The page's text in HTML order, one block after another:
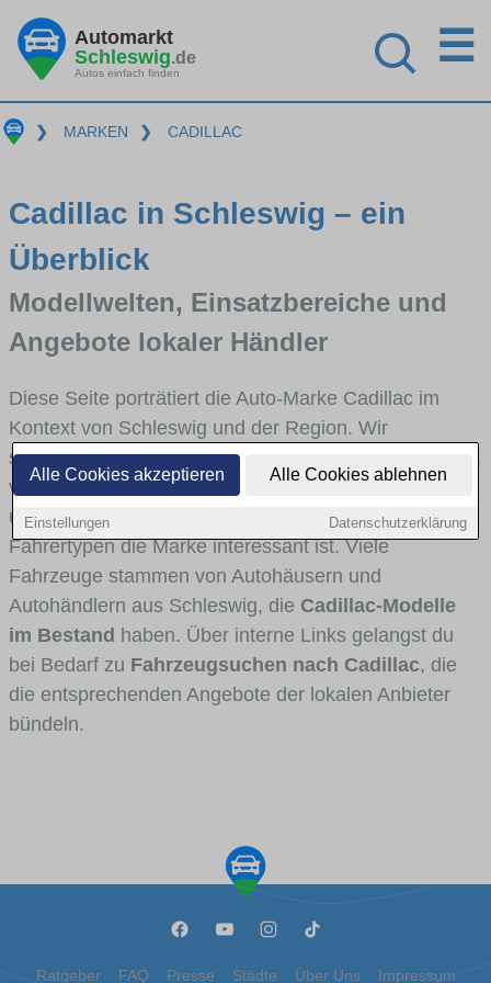
Alle Cookies akzeptieren Alle Cookies ablehnen
Einstellungen Datenschutzerklärung
Automarkt
Schleswig.de
Autos einfach finden
☰
❯ MARKEN ❯ CADILLAC
Cadillac in Schleswig – ein
Überblick
Modellwelten, Einsatzbereiche und
Angebote lokaler Händler
Diese Seite porträtiert die Auto-Marke Cadillac im
Kontext von Schleswig und der Region. Wir
skizzieren, in welchen Fahrzeugklassen Cadillac stark
vertreten ist, welche Modellreihen häufig im Stadt-
und Umlandverkehr zu sehen sind und für welche
Fahrertypen die Marke interessant ist. Viele
Fahrzeuge stammen von Autohäusern und
Autohändlern aus Schleswig, die Cadillac-Modelle
im Bestand haben. Über interne Links gelangst du
bei Bedarf zu Fahrzeugsuchen nach Cadillac, die
die entsprechenden Angebote der lokalen Anbieter
bündeln.
Ratgeber FAQ Presse Städte Über Uns Impressum